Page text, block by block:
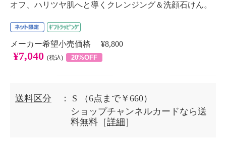
オフ、ハリツヤ肌へと導くクレンジング＆洗顔石けん。
メーカー希望小売価格 ¥8,800
¥7,040 (税込) 20%OFF
送料区分 ： S
（6点まで￥660）
ショップチャンネルカードなら送
料無料［詳細 ］